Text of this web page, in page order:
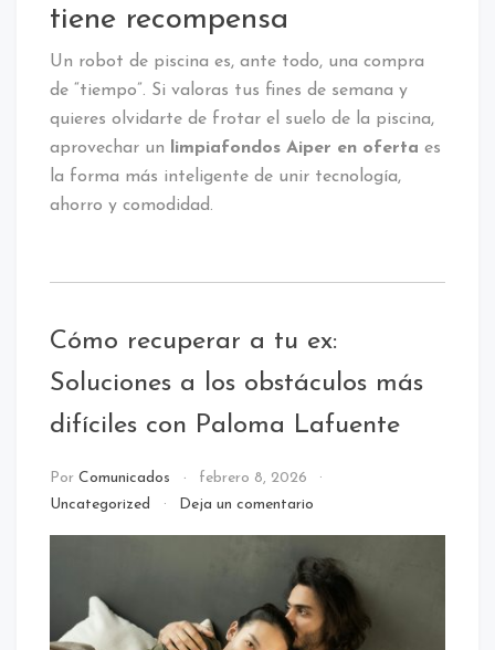
tiene recompensa
Un robot de piscina es, ante todo, una compra
de “tiempo”. Si valoras tus fines de semana y
quieres olvidarte de frotar el suelo de la piscina,
aprovechar un
limpiafondos Aiper en oferta es
la forma más inteligente de unir tecnología,
ahorro y comodidad.
Cómo recuperar a tu ex:
Soluciones a los obstáculos más
difíciles con Paloma Lafuente
Por Comunicados
febrero 8, 2026
Uncategorized
Deja un comentarioen
a
tu
ex:
Soluciones